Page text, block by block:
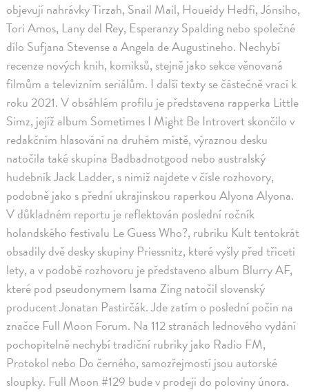
objevují nahrávky Tirzah, Snail Mail, Houeidy Hedfi, Jónsiho,
Tori Amos, Lany del Rey, Esperanzy Spalding nebo společné
dílo Sufjana Stevense a Angela de Augustineho. Nechybí
recenze nových knih, komiksů, stejně jako sekce věnovaná
filmům a televizním seriálům. I další texty se částečně vrací k
roku 2021. V obsáhlém profilu je představena rapperka Little
Simz, jejíž album Sometimes I Might Be Introvert skončilo v
redakčním hlasování na druhém místě, výraznou desku
natočila také skupina Badbadnotgood nebo australský
hudebník Jack Ladder, s nimiž najdete v čísle rozhovory,
podobně jako s přední ukrajinskou raperkou Alyona Alyona.
V důkladném reportu je reflektován poslední ročník
holandského festivalu Le Guess Who?, rubriku Kult tentokrát
obsadily dvě desky skupiny Priessnitz, které vyšly před třiceti
lety, a v podobě rozhovoru je představeno album Blurry AF,
které pod pseudonymem Isama Zing natočil slovenský
producent Jonatan Pastirčák. Jde zatím o poslední počin na
značce Full Moon Forum. Na 112 stranách lednového vydání
pochopitelně nechybí tradiční rubriky jako Radio FM,
Protokol nebo Do černého, samozřejmostí jsou autorské
sloupky. Full Moon #129 bude v prodeji do poloviny února.